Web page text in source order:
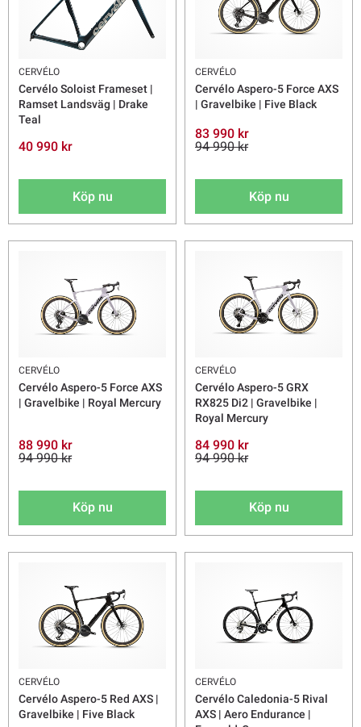
CERVÉLO
Cervélo Soloist Frameset |
Ramset Landsväg | Drake
Teal
40 990 kr
Köp nu
CERVÉLO
Cervélo Aspero-5 Force AXS
| Gravelbike | Five Black
83 990 kr
94 990 kr
Köp nu
CERVÉLO
Cervélo Aspero-5 Force AXS
| Gravelbike | Royal Mercury
88 990 kr
94 990 kr
Köp nu
CERVÉLO
Cervélo Aspero-5 GRX
RX825 Di2 | Gravelbike |
Royal Mercury
84 990 kr
94 990 kr
Köp nu
CERVÉLO
Cervélo Aspero-5 Red AXS |
Gravelbike | Five Black
CERVÉLO
Cervélo Caledonia-5 Rival
AXS | Aero Endurance |